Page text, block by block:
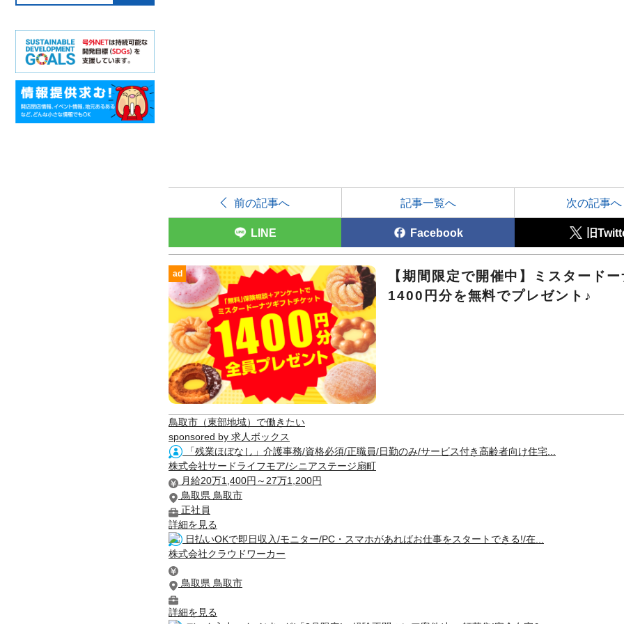
前の記事へ 記事一覧へ 次の記事へ
LINE Facebook 旧
ad
【期間限定で開催中】ミスタードー
1400円分を無料でプレゼント♪
鳥取市（東部地域）で働きたい
sponsored by 求人ボックス
「残業ほぼなし」介護事務/資格必須/正職員/日勤のみ/サービス付き高齢者向け住宅...
株式会社サードライフモア/シニアステージ扇町
月給20万1,400円～27万1,200円
鳥取県 鳥取市
正社員
詳細を見る
日払いOKで即日収入/モニター/PC・スマホがあればお仕事をスタートできる!/在...
株式会社クラウドワーカー
鳥取県 鳥取市
詳細を見る